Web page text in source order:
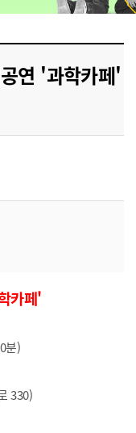
연 '과학카페'
카페'
분)
330)